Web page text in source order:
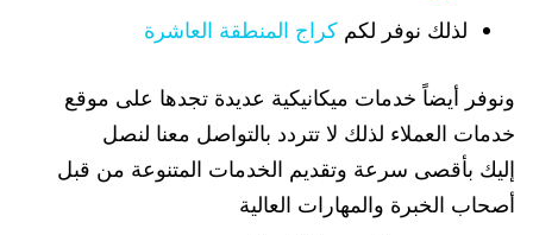
لذلك نوفر لكم كراج المنطقة العاشرة
ونوفر أيضاً خدمات ميكانيكية عديدة تجدها على موقع
خدمات العملاء لذلك لا تتردد بالتواصل معنا لنصل
إليك بأقصى سرعة وتقديم الخدمات المتنوعة من قبل
أصحاب الخبرة والمهارات العالية